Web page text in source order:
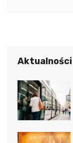
Aktualności